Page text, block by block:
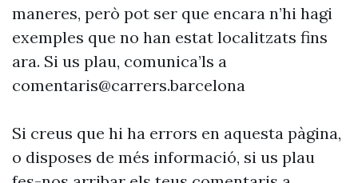
maneres, però pot ser que encara n’hi hagi
exemples que no han estat localitzats fins
ara. Si us plau, comunica’ls a
comentaris@carrers.barcelona
Si creus que hi ha errors en aquesta pàgina,
o disposes de més informació, si us plau